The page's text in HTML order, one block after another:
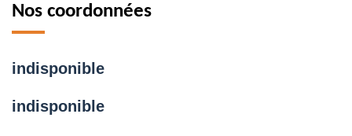
Nos coordonnées
indisponible
indisponible